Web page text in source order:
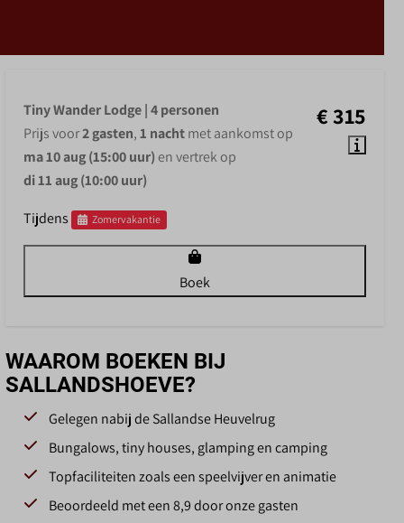
€ 315
Tiny Wander Lodge | 4 personen
Prijs voor2 gasten,1 nachtmet aankomst op
ma 10 aug (15:00 uur) en vertrek op
di 11 aug (10:00 uur)
Tijdens
Zomervakantie
Boek
WAAROM BOEKEN BIJ
SALLANDSHOEVE?
Gelegen nabij de Sallandse Heuvelrug
Bungalows, tiny houses, glamping en camping
Topfaciliteiten zoals een speelvijver en animatie
Beoordeeld met een 8,9 door onze gasten